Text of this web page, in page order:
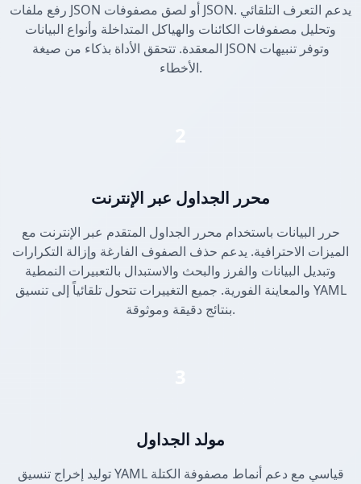
رفع ملفات JSON أو لصق مصفوفات JSON. يدعم التعرف التلقائي
وتحليل مصفوفات الكائنات والهياكل المتداخلة وأنواع البيانات
المعقدة. تتحقق الأداة بذكاء من صيغة JSON وتوفر تنبيهات
الأخطاء.
محرر الجداول عبر الإنترنت
حرر البيانات باستخدام محرر الجداول المتقدم عبر الإنترنت مع
الميزات الاحترافية. يدعم حذف الصفوف الفارغة وإزالة التكرارات
وتبديل البيانات والفرز والبحث والاستبدال بالتعبيرات النمطية
والمعاينة الفورية. جميع التغييرات تتحول تلقائياً إلى تنسيق YAML
بنتائج دقيقة وموثوقة.
مولد الجداول
توليد إخراج تنسيق YAML قياسي مع دعم أنماط مصفوفة الكتلة